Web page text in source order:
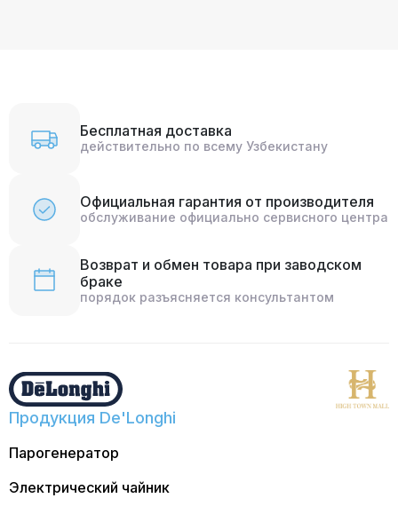
Бесплатная доставка
действительно по всему Узбекистану
Официальная гарантия от производителя
обслуживание официально сервисного центра
Возврат и обмен товара при заводском
браке
порядок разъясняется консультантом
Продукция De'Longhi
Парогенератор
Электрический чайник